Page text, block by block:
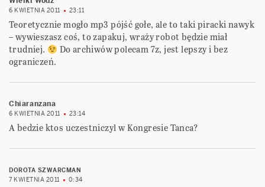
6 KWIETNIA 2011 23:11
Teoretycznie mogło mp3 pójść gołe, ale to taki piracki nawyk
– wywieszasz coś, to zapakuj, wraży robot będzie miał
trudniej.
Do archiwów polecam 7z, jest lepszy i bez
ograniczeń.
Chiaranzana
6 KWIETNIA 2011 23:14
A bedzie ktos uczestniczyl w Kongresie Tanca?
DOROTA SZWARCMAN
7 KWIETNIA 2011
0:34